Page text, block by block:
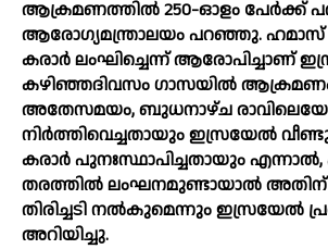
ആക്രമണത്തില്‍ 250-ഓളം പേര്‍ക്ക്
ആരോഗ്യമന്ത്രാലയം പറഞ്ഞു. ഹമാസ്
കരാര്‍ ലംഘിച്ചെന്ന് ആരോപിച്ചാണ്
കഴിഞ്ഞദിവസം ഗാസയില്‍ ആക്രമണം
അതേസമയം, ബുധനാഴ്ച
നിര്‍ത്തിവെച്ചതായും ഇസ്രയേല്‍
കരാര്‍ പുനഃസ്ഥാപിച്ചതായും
തരത്തില്‍ ലംഘനമുണ്ടായാല്‍
തിരിച്ചടി നല്‍കുമെന്നും ഇസ്രയേല്‍
അറിയിച്ചു.